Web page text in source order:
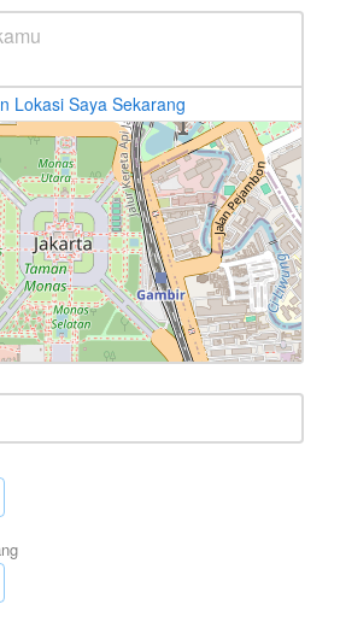
Lokasi Saya Sekarang